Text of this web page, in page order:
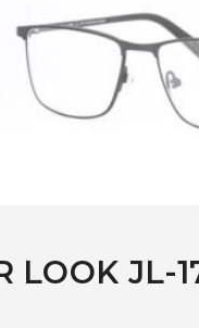
9 салонах Иркутска и